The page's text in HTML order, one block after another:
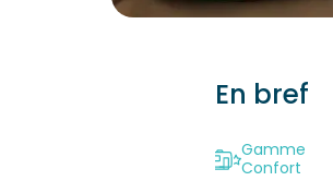
En bref
Gamme
Confort